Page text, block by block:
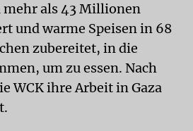
mehr als 43 Millionen
und warme Speisen in 68
zubereitet, in die
um zu essen. Nach
WCK ihre Arbeit in Gaza